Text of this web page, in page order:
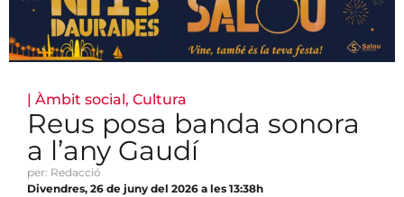
| Àmbit social, Cultura
Reus posa banda sonora
a l’any Gaudí
per: Redacció
Divendres, 26 de juny del 2026 a les 13:38h